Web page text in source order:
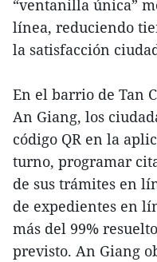
“ventanilla única”
línea, reduciendo
la satisfacción
En el barrio de Tan
An Giang, los
código QR en la
turno, programar
de sus trámites en
de expedientes en
más del 99%
previsto. An Giang